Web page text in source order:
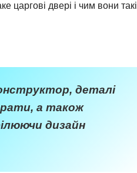
двері і чим вони такі
деталі
а також
дизайн